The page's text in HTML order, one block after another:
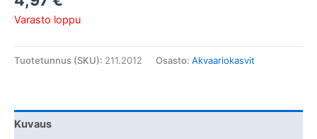
Varasto loppu
Tuotetunnus (SKU): 211.2012 Osasto: Akvaariokasvit
Kuvaus